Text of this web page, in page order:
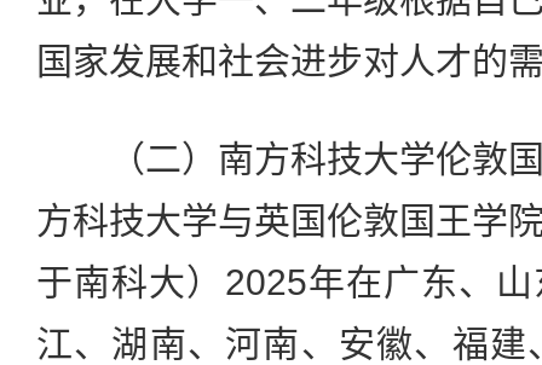
国家发展和社会进步对人才的
（二）南方科技大学伦敦国
方科技大学与英国伦敦国王学
于南科大）2025年在广东、
江、湖南、河南、安徽、福